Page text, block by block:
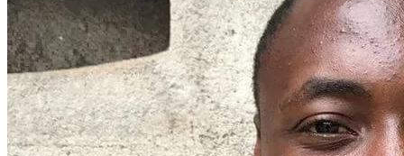
More...